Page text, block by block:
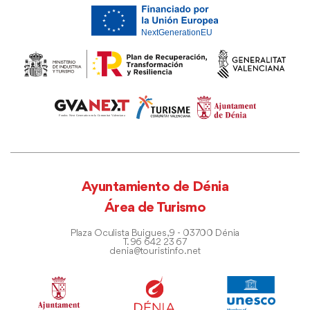
Ayuntamiento de Dénia
Área de Turismo
Plaza Oculista Buigues, 9 - 03700 Dénia
T. 96 642 23 67
denia@touristinfo.net